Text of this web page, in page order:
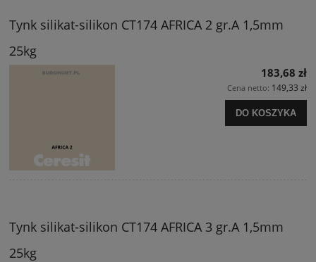
Tynk silikat-silikon CT174 AFRICA 2 gr.A 1,5mm
25kg
183,68 zł
Cena netto: 149,33 zł
DO KOSZYKA
Tynk silikat-silikon CT174 AFRICA 3 gr.A 1,5mm
25kg